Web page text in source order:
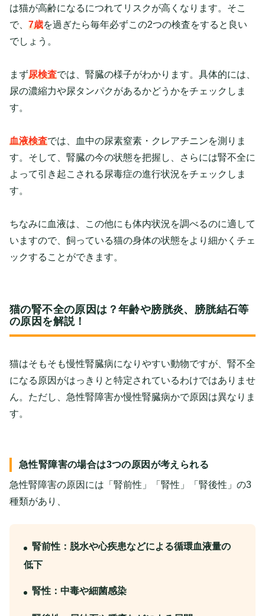
は猫が高齢になるにつれてリスクが高くなります。そこ
で、 7歳を過ぎたら毎年必ずこの2つの検査をすると良い
でしょう。
まず尿検査では、腎臓の様子がわかります。具体的には、
尿の濃縮力や尿タンパクがあるかどうかをチェックしま
す。
血液検査では、血中の尿素窒素・クレアチニンを測りま
す。そして、腎臓の今の状態を把握し、さらには腎不全に
よって引き起こされる尿毒症の進行状況をチェックしま
す。
ちなみに血液は、この他にも体内状況を調べるのに適して
いますので、飼っている猫の身体の状態をより細かくチェ
ックすることができます。
猫の腎不全の原因は？年齢や膀胱炎、膀胱結石等
の原因を解説！
猫はそもそも慢性腎臓病になりやすい動物ですが、腎不全
になる原因がはっきりと特定されているわけではありませ
ん。ただし、急性腎障害か慢性腎臓病かで原因は異なりま
す。
急性腎障害の場合は3つの原因が考えられる
急性腎障害の原因には「腎前性」「腎性」「腎後性」の3
種類があり、
腎前性：脱水や心疾患などによる循環血液量の
低下
腎性：中毒や細菌感染